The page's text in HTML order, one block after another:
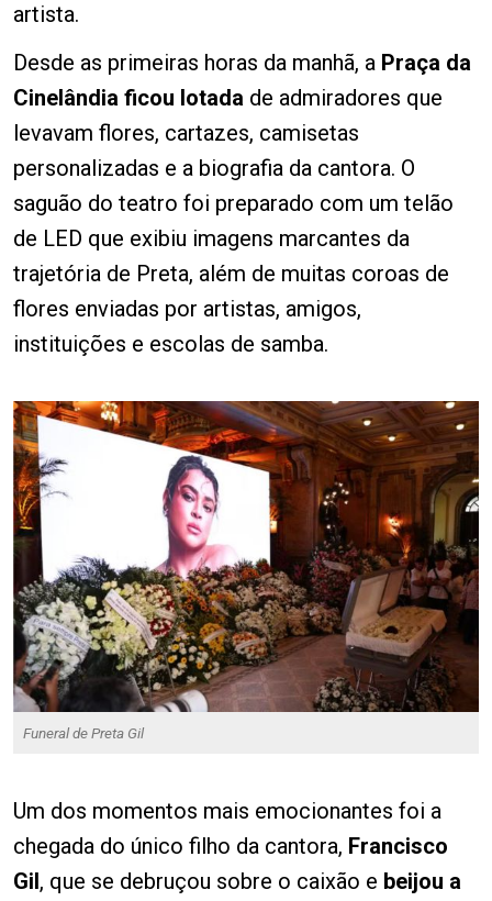
artista.
Desde as primeiras horas da manhã, a Praça da
Cinelândia ficou lotada de admiradores que
levavam flores, cartazes, camisetas
personalizadas e a biografia da cantora. O
saguão do teatro foi preparado com um telão
de LED que exibiu imagens marcantes da
trajetória de Preta, além de muitas coroas de
flores enviadas por artistas, amigos,
instituições e escolas de samba.
Funeral de Preta Gil
Um dos momentos mais emocionantes foi a
chegada do único filho da cantora, Francisco
Gil, que se debruçou sobre o caixão e beijou a